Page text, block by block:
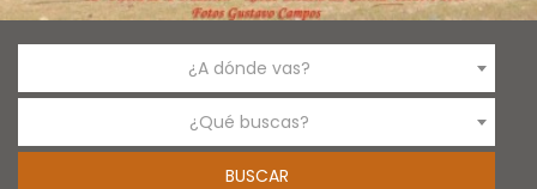
¿A dónde vas?
¿Qué buscas?